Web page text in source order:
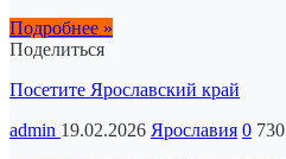
Подробнее »
Поделиться
Посетите Ярославский край
admin 19.02.2026 Ярославия 0 730